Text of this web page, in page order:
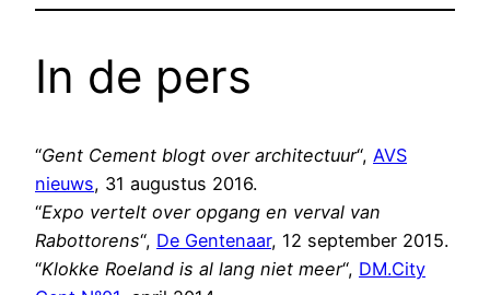
In de pers
“Gent Cement blogt over architectuur“, AVS
nieuws, 31 augustus 2016.
“Expo vertelt over opgang en verval van
Rabottorens“, De Gentenaar, 12 september 2015.
“Klokke Roeland is al lang niet meer“, DM.City